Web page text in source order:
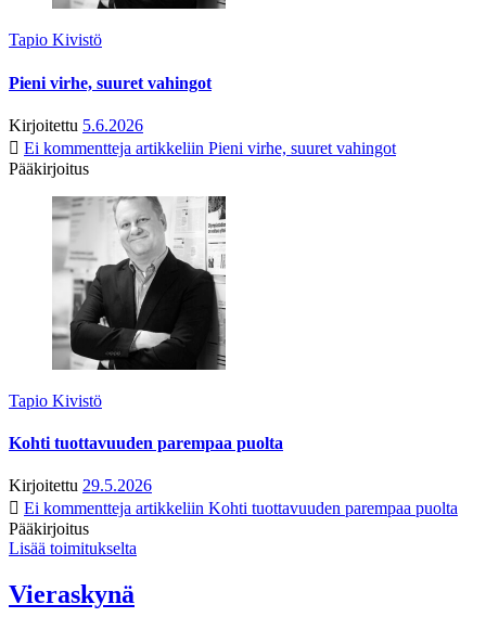
Tapio Kivistö
Pieni virhe, suuret vahingot
Kirjoitettu 5.6.2026
Ei kommentteja artikkeliin Pieni virhe, suuret vahingot
Pääkirjoitus
Tapio Kivistö
Kohti tuottavuuden parempaa puolta
Kirjoitettu 29.5.2026
Ei kommentteja artikkeliin Kohti tuottavuuden parempaa puolta
Pääkirjoitus
Lisää toimitukselta
Vieraskynä